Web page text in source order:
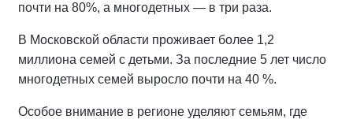
почти на 80%, а многодетных — в три раза.
В Московской области проживает более 1,2
миллиона семей с детьми. За последние 5 лет число
многодетных семей выросло почти на 40 %.
Особое внимание в регионе уделяют семьям, где